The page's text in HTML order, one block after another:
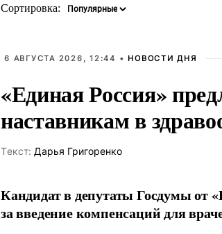
Сортировка:
6 АВГУСТА 2026, 12:44 • НОВОСТИ ДНЯ
«Единая Россия»
наставникам в
Tекст: Дарья Григоренко
Кандидат в депутаты Госдумы от
за введение компенсаций для